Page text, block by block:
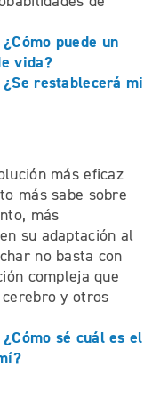
puede un
vida?
restablecerá mi
más eficaz
más sabe sobre
más
su adaptación al
no basta con
compleja que
y otros
sé cuál es el